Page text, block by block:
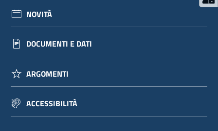
NOVITÀ
DOCUMENTI E DATI
ARGOMENTI
ACCESSIBILITÀ